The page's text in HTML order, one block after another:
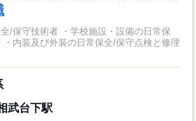
/保守技術者 ・学校施設・設備の日常保
内装及び外装の日常保全/保守点検と修理
武台下駅